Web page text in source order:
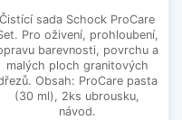
Čistící sada Schock ProCare
Pro oživení, prohloubení,
barevnosti, povrchu a
malých ploch granitových
Obsah: ProCare pasta
(30 ml), 2ks ubrousku,
návod.